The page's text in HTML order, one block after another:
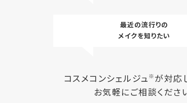
最近の流行りの
メイクを知りたい
コスメコンシェルジュ ※ が対応
お気軽にご相談くださ